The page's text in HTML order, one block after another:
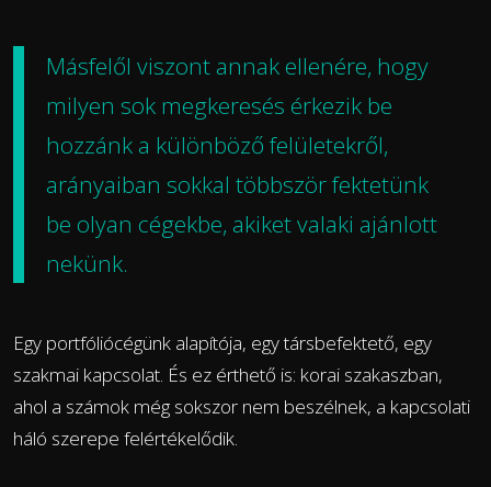
Másfelől viszont annak ellenére, hogy
milyen sok megkeresés érkezik be
hozzánk a különböző felületekről,
arányaiban sokkal többször fektetünk
be olyan cégekbe, akiket valaki ajánlott
nekünk.
Egy portfóliócégünk alapítója, egy társbefektető, egy
szakmai kapcsolat. És ez érthető is: korai szakaszban,
ahol a számok még sokszor nem beszélnek, a kapcsolati
háló szerepe felértékelődik.